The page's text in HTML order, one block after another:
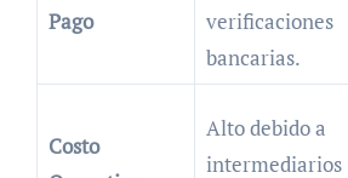
Pago
verificaciones
bancarias.
Costo
Alto debido a
intermediarios